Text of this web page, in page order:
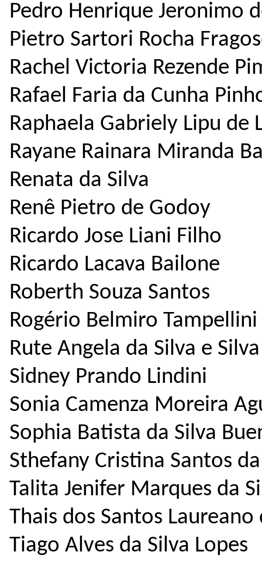
Pedro Henrique Jeronimo
Pietro Sartori Rocha
Rachel Victoria Rezende
Rafael Faria da Cunha
Raphaela Gabriely Lipu de
Rayane Rainara Miranda
Renata da Silva
Renê Pietro de Godoy
Ricardo Jose Liani Filho
Ricardo Lacava Bailone
Roberth Souza Santos
Rogério Belmiro Tampellini
Rute Angela da Silva e Silva
Sidney Prando Lindini
Sonia Camenza Moreira
Sophia Batista da Silva
Sthefany Cristina Santos
Talita Jenifer Marques da
Thais dos Santos Laureano
Tiago Alves da Silva Lopes